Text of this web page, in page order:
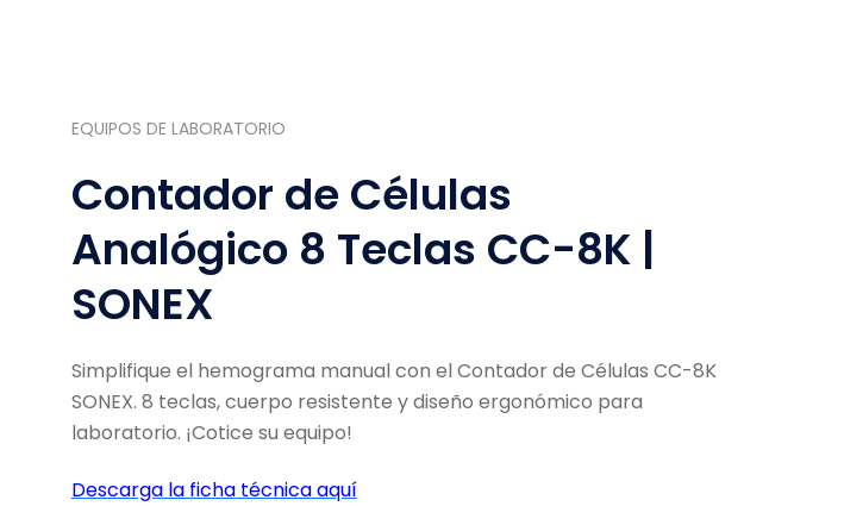
EQUIPOS DE LABORATORIO
Contador de Células
Analógico 8 Teclas CC-8K |
SONEX
Simplifique el hemograma manual con el Contador de Células CC-8K
SONEX. 8 teclas, cuerpo resistente y diseño ergonómico para
laboratorio. ¡Cotice su equipo!
Descarga la ficha técnica aquí